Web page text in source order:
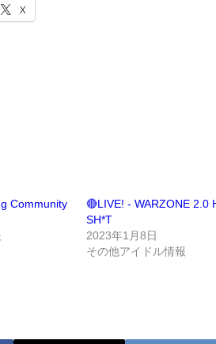
X
Community
🔴LIVE! - WARZONE 2.0
SH*T
2023年1月8日
その他アイドル情報